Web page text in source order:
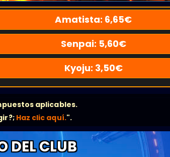
Amatista: 6,65€
Senpai: 5,60€
Kyoju: 3,50€
aplicables.
Haz clic aquí.".
DEL CLUB